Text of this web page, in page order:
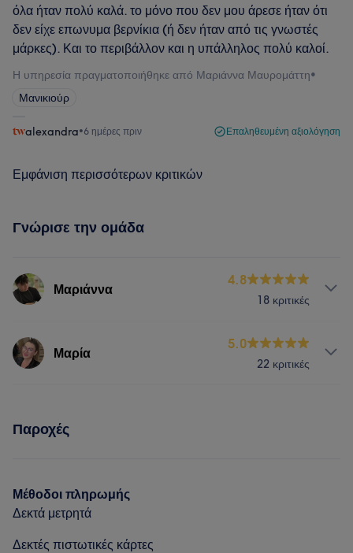
όλα ήταν πολύ καλά. το μόνο που δεν μου άρεσε ήταν ότι
δεν είχε επωνυμα βερνίκια (ή δεν ήταν από τις γνωστές
μάρκες). Και το περιβάλλον και η υπάλληλος πολύ καλοί.
Η υπηρεσία πραγματοποιήθηκε από Μαριάννα Μαυρομάττη•
Μανικιούρ
alexandra•6 ημέρες πριν Επαληθευμένη αξιολόγηση
Εμφάνιση περισσότερων κριτικών
Γνώρισε την ομάδα
Μαριάννα
4.8
18 κριτικές
Υπηρεσίες
Μαρία
5.0
22 κριτικές
Μαλλιά
Πορτφόλιο
Παροχές
Μέθοδοι πληρωμής
Δεκτά μετρητά
Δεκτές πιστωτικές κάρτες